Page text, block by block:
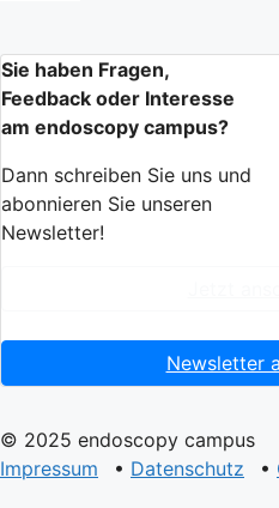
Sie haben Fragen,
Feedback oder Interesse
am endoscopy campus?
Dann schreiben Sie uns und
abonnieren Sie unseren
Newsletter!
Newsletter
© 2025 endoscopy campus
Impressum
• Datenschutz •